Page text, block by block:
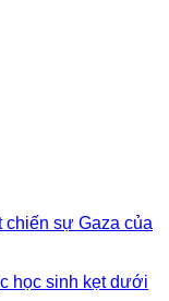
chiến sự Gaza của
học sinh kẹt dưới